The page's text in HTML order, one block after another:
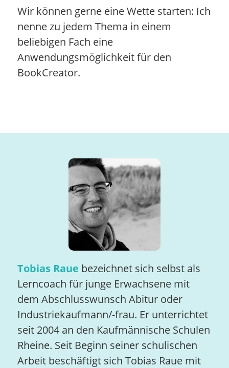
Wir können gerne eine Wette starten: Ich
nenne zu jedem Thema in einem
beliebigen Fach eine
Anwendungsmöglichkeit für den
BookCreator.
Tobias Raue bezeichnet sich selbst als
Lerncoach für junge Erwachsene mit
dem Abschlusswunsch Abitur oder
Industriekaufmann/-frau. Er unterrichtet
seit 2004 an den Kaufmännische Schulen
Rheine. Seit Beginn seiner schulischen
Arbeit beschäftigt sich Tobias Raue mit